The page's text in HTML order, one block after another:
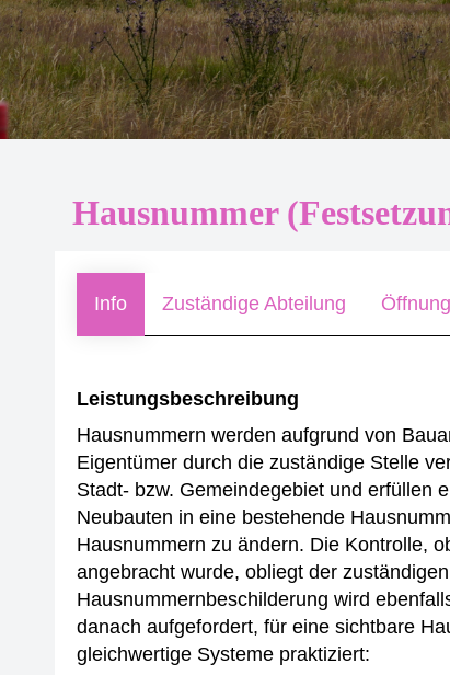
Hausnummer
Info Zuständige Abteilung
Leistungsbeschreibung
Hausnummern werden aufgrund von
Eigentümer durch die zuständige Stelle
Stadt- bzw. Gemeindegebiet und erfüllen
Neubauten in eine bestehende
Hausnummern zu ändern. Die Kontrolle,
angebracht wurde, obliegt der
Hausnummernbeschilderung wird
danach aufgefordert, für eine sichtbare
gleichwertige Systeme praktiziert: